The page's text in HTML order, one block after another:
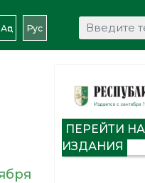
Аԥс Рус Искать...
ПЕРЕЙТИ
ИЗДАНИЯ